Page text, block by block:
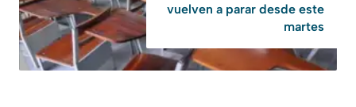
vuelven a parar desde este
martes